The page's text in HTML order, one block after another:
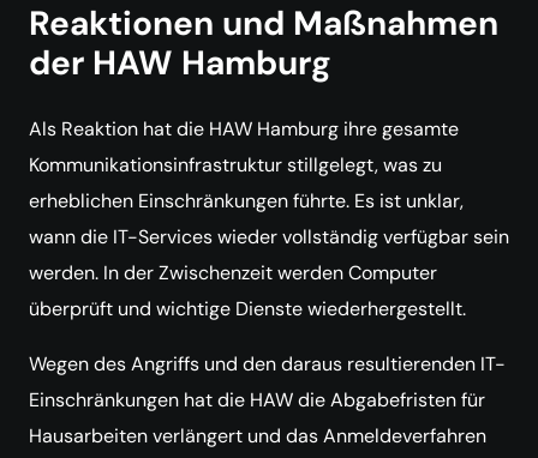
Reaktionen und Maßnahmen
der HAW Hamburg
Als Reaktion hat die HAW Hamburg ihre gesamte
Kommunikationsinfrastruktur stillgelegt, was zu
erheblichen Einschränkungen führte. Es ist unklar,
wann die IT-Services wieder vollständig verfügbar sein
werden. In der Zwischenzeit werden Computer
überprüft und wichtige Dienste wiederhergestellt.
Wegen des Angriffs und den daraus resultierenden IT-
Einschränkungen hat die HAW die Abgabefristen für
Hausarbeiten verlängert und das Anmeldeverfahren